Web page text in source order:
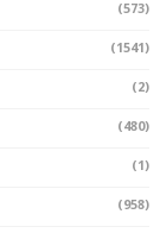
(96)
(1)
(694)
(156)
(1)
(1222)